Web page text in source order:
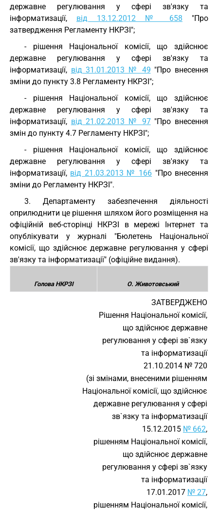
державне регулювання у сфері зв'язку та
інформатизації, від 13.12.2012 № 658 "Про
затвердження Регламенту НКРЗІ";
- рішення Національної комісії, що здійснює
державне регулювання у сфері зв'язку та
інформатизації, від 31.01.2013 № 49 "Про внесення
зміни до пункту 3.8 Регламенту НКРЗІ";
- рішення Національної комісії, що здійснює
державне регулювання у сфері зв'язку та
інформатизації, від 21.02.2013 № 97"Про внесення
змін до пункту 4.7 Регламенту НКРЗІ";
- рішення Національної комісії, що здійснює
державне регулювання у сфері зв'язку та
інформатизації, від 21.03.2013 № 166 "Про внесення
зміни до Регламенту НКРЗІ".
3. Департаменту забезпечення діяльності
оприлюднити це рішення шляхом його розміщення на
офіційній веб-сторінці НКРЗІ в мережі Інтернет та
опублікувати у журналі "Бюлетень Національної
комісії, що здійснює державне регулювання у сфері
зв'язку та інформатизації" (офіційне видання).
Голова НКРЗІ О. Животовський
ЗАТВЕРДЖЕНО
Рішення Національної комісії,
що здійснює державне
регулювання у сфері зв`язку
та інформатизації
21.10.2014 № 720
(зі змінами, внесеними рішенням
Національної комісії, що здійснює
державне регулювання у сфері
зв`язку та інформатизації
15.12.2015 № 662,
рішенням Національної комісії,
що здійснює державне
регулювання у сфері зв`язку
та інформатизації
17.01.2017 № 27,
рішенням Національної комісії,